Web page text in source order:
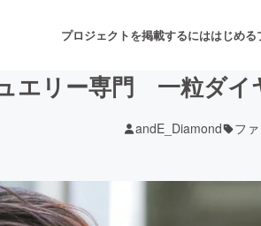
プロジェクトを掲載するにははじめる
音楽
エリー専門 一粒ダイ
andE_Diamond フ